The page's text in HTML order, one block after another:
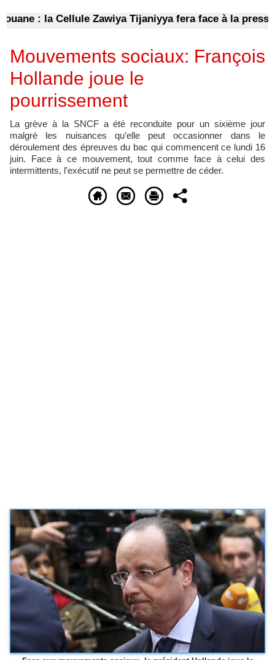
: la Cellule Zawiya Tijaniyya fera face à la presse
Mouvements sociaux: François
Hollande joue le
pourrissement
La grève à la SNCF a été reconduite pour un sixième jour
malgré les nuisances qu’elle peut occasionner dans le
déroulement des épreuves du bac qui commencent ce lundi 16
juin. Face à ce mouvement, tout comme face à celui des
intermittents, l’exécutif ne peut se permettre de céder.